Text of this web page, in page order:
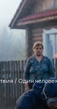
/ Один человек погиб во